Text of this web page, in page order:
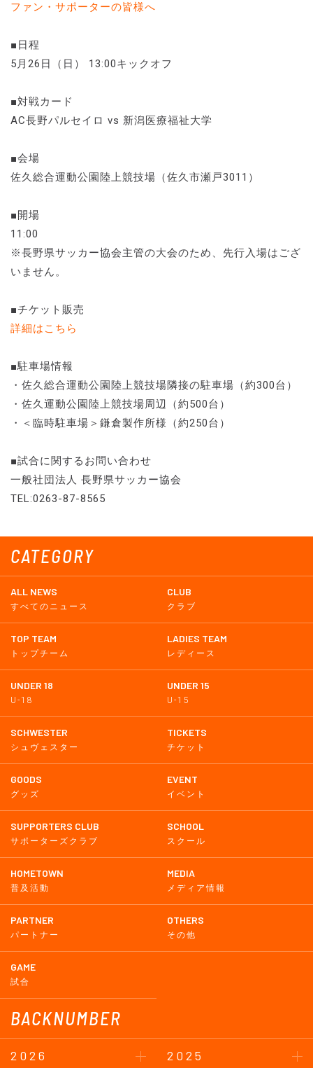
CATEGORY
ALL NEWS
すべてのニュース
CLUB
クラブ
TOP TEAM
トップチーム
LADIES TEAM
レディース
UNDER 18
U-18
UNDER 15
U-15
SCHWESTER
シュヴェスター
TICKETS
チケット
GOODS
グッズ
EVENT
イベント
SUPPORTERS CLUB
サポーターズクラブ
SCHOOL
スクール
HOMETOWN
普及活動
MEDIA
メディア情報
PARTNER
パートナー
OTHERS
その他
GAME
試合
BACKNUMBER
2026
2025
ファン・サポーターの皆様へ
■日程
5月26日（日） 13:00キックオフ
■対戦カード
AC長野パルセイロ vs 新潟医療福祉大学
■会場
佐久総合運動公園陸上競技場（佐久市瀬戸3011）
■開場
11:00
※長野県サッカー協会主管の大会のため、先行入場はござ
いません。
■チケット販売
詳細はこちら
■駐車場情報
・佐久総合運動公園陸上競技場隣接の駐車場（約300台）
・佐久運動公園陸上競技場周辺（約500台）
・＜臨時駐車場＞鎌倉製作所様（約250台）
■試合に関するお問い合わせ
一般社団法人 長野県サッカー協会
TEL:0263-87-8565